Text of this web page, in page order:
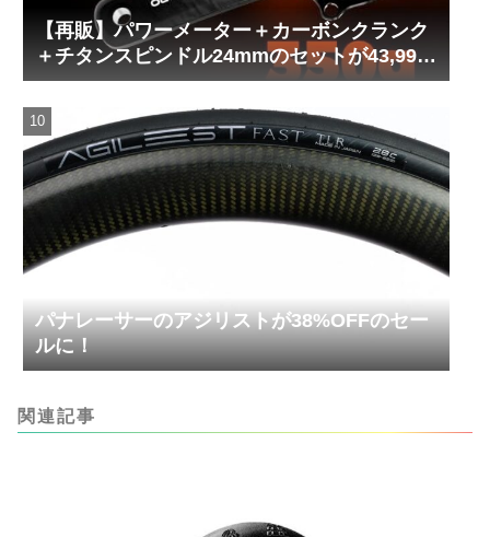
【再販】パワーメーター＋カーボンクランク
＋チタンスピンドル24mmのセットが43,999
円！
パナレーサーのアジリストが38%OFFのセー
ルに！
関連記事